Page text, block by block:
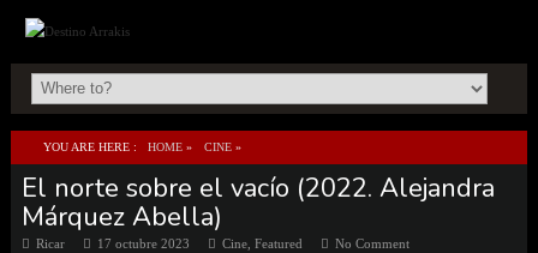
YOU ARE HERE : HOME » CINE »
EL NORTE SOBRE EL VACÍO (2022. ALEJANDRA MÁRQUEZ ABELLA)
El norte sobre el vacío (2022. Alejandra
Márquez Abella)
Ricar 17 octubre 2023 Cine, Featured No Comment